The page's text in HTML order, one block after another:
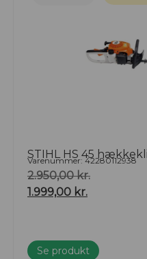
STIHL HS 45
Varenummer: 42280112938
2.950,00kr.
1.999,00 kr.
Se produkt